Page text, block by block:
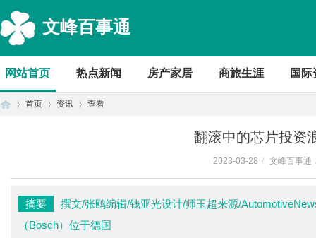
文峰百事通
网站首页 热点新闻 房产家居 商旅生涯 国际
首页 资讯 查看
翻滚中的芯片投资
2023-03-28 / 文峰百事通
摘要
撰文/张鸥编辑/钱亚光设计/师玉超来源/
（Bosch）位于德国